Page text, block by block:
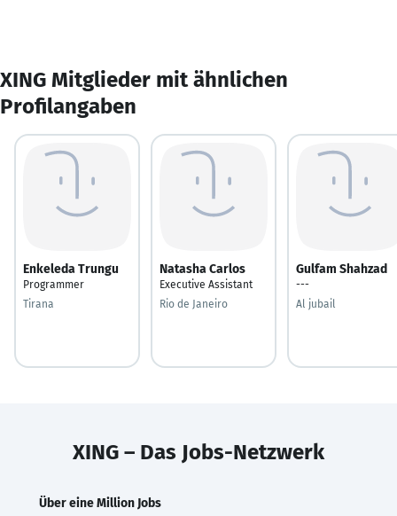
XING Mitglieder mit ähnlichen
Profilangaben
Enkeleda Trungu
Programmer
Tirana
Natasha Carlos
Executive Assistant
Rio de Janeiro
Gulfam Shahzad
---
Al jubail
XING – Das Jobs-Netzwerk
Über eine Million Jobs